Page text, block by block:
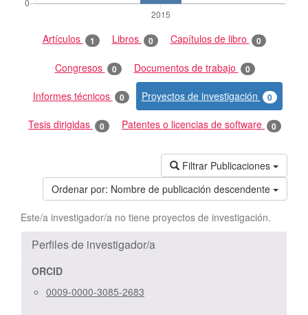
Artículos 1 Libros 0 Capítulos de libro 0
Congresos 0 Documentos de trabajo 0
Informes técnicos 0 Proyectos de investigación 0
Tesis dirigidas 0 Patentes o licencias de software 0
Filtrar Publicaciones
Ordenar por: Nombre de publicación descendente
Este/a investigador/a no tiene proyectos de investigación.
Perfiles de investigador/a
ORCID
0009-0000-3085-2683